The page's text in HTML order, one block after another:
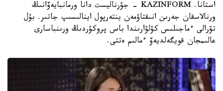
استانا. KAZINFORM - جۋرناليست دانا ورمانبايەۆانىڭ
ورنالاسقان جەرىن انىقتاۋمەن ينتەرپول اينالىسىپ جاتىر. بۇل
تۋرالى ءماجىلىس كۋلۋارىندا باس پروكۋردىڭ ورىنباسارى
عالىمجان قويگەلديەۆ ءمالىم ەتتى.